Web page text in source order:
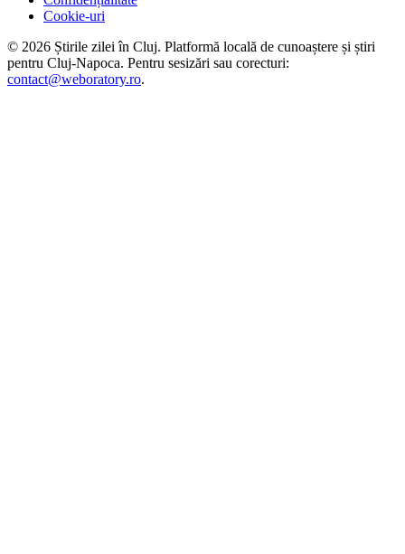
Cookie-uri
© 2026 Știrile zilei în Cluj. Platformă locală de cunoaștere și știri
pentru Cluj-Napoca. Pentru sesizări sau corecturi:
contact@weboratory.ro.